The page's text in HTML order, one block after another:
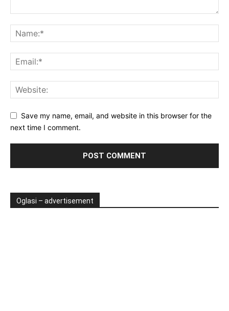
Save my name, email, and website in this browser for the
next time I comment.
Oglasi – advertisement